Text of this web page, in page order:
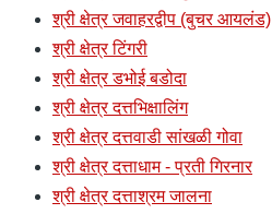
श्री क्षेत्र जवाहरद्वीप (बुचर आयलंड)
श्री क्षेत्र टिंगरी
श्री क्षेत्र डभोई बडोदा
श्री क्षेत्र दत्तभिक्षालिंग
श्री क्षेत्र दत्तवाडी सांखळी गोवा
श्री क्षेत्र दत्ताधाम - प्रती गिरनार
श्री क्षेत्र दत्ताश्रम जालना